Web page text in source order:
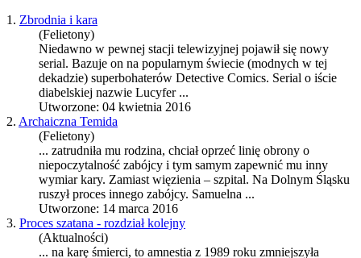
1. Zbrodnia i kara
(Felietony)
Niedawno w pewnej stacji telewizyjnej pojawił się nowy
serial. Bazuje on na popularnym świecie (modnych w tej
dekadzie) superbohaterów Detective Comics. Serial o iście
diabelskiej nazwie Lucyfer ...
Utworzone: 04 kwietnia 2016
2. Archaiczna Temida
(Felietony)
... zatrudniła mu rodzina, chciał oprzeć linię obrony o
niepoczytalność zabójcy i tym samym zapewnić mu inny
wymiar kary. Zamiast więzienia – szpital. Na Dolnym Śląsku
ruszył proces innego zabójcy. Samuelna ...
Utworzone: 14 marca 2016
3. Proces szatana - rozdział kolejny
(Aktualności)
... na karę śmierci, to amnestia z 1989 roku zmniejszyła